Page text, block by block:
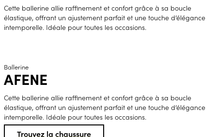
Cette ballerine allie raffinement et confort grâce à sa boucle
élastique, offrant un ajustement parfait et une touche d’élégance
intemporelle. Idéale pour toutes les occasions.
Ballerine
AFENE
Cette ballerine allie raffinement et confort grâce à sa boucle
élastique, offrant un ajustement parfait et une touche d’élégance
intemporelle. Idéale pour toutes les occasions.
Trouvez la chaussure